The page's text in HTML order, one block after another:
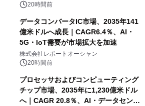
20時間前
データコンバータIC市場、2035年141
億米ドルへ成長｜CAGR6.4％、AI・
5G・IoT需要が市場拡大を加速
株式会社レポートオーシャン
20時間前
プロセッサおよびコンピューティング
チップ市場、2035年に1,230億米ドル
へ｜CAGR 20.8％、AI・データセンタ